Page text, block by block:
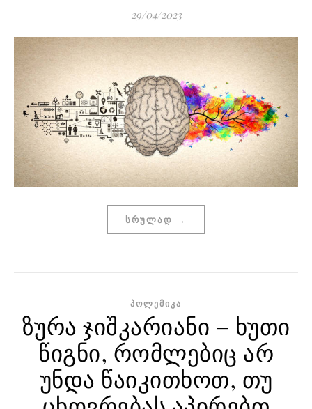
29/04/2023
ᲡᲠᲣᲚᲐᲓ →
ᲞᲝᲚᲔᲛᲘᲙᲐ
ზურა ჯიშკარიანი – ხუთი
წიგნი, რომლებიც არ
უნდა წაიკითხოთ, თუ